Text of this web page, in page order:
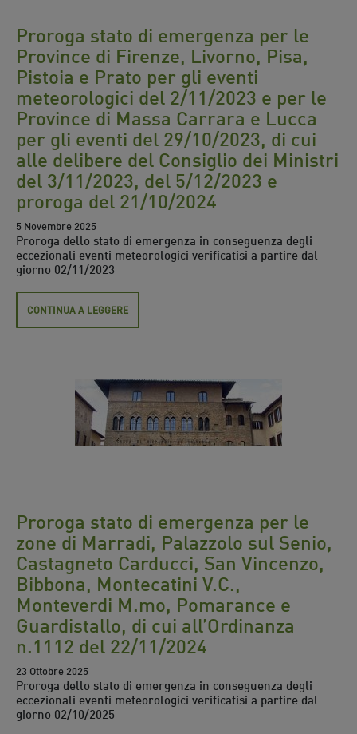
Proroga stato di emergenza per le
Province di Firenze, Livorno, Pisa,
Pistoia e Prato per gli eventi
meteorologici del 2/11/2023 e per le
Province di Massa Carrara e Lucca
per gli eventi del 29/10/2023, di cui
alle delibere del Consiglio dei Ministri
del 3/11/2023, del 5/12/2023 e
proroga del 21/10/2024
5 Novembre 2025
Proroga dello stato di emergenza in conseguenza degli
eccezionali eventi meteorologici verificatisi a partire dal
giorno 02/11/2023
CONTINUA A LEGGERE
Proroga stato di emergenza per le
zone di Marradi, Palazzolo sul Senio,
Castagneto Carducci, San Vincenzo,
Bibbona, Montecatini V.C.,
Monteverdi M.mo, Pomarance e
Guardistallo, di cui all’Ordinanza
n.1112 del 22/11/2024
23 Ottobre 2025
Proroga dello stato di emergenza in conseguenza degli
eccezionali eventi meteorologici verificatisi a partire dal
giorno 02/10/2025